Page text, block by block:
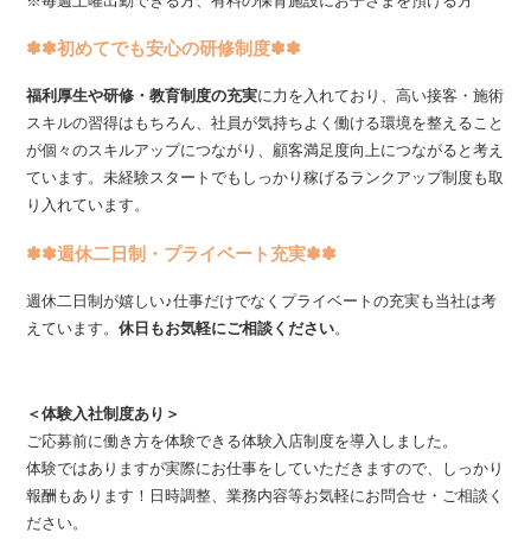
✽✽初めてでも安心の研修制度✽✽
福利厚生や研修・教育制度の充実に力を入れており、高い接客・施術
スキルの習得はもちろん、社員が気持ちよく働ける環境を整えること
が個々のスキルアップにつながり、顧客満足度向上につながると考え
ています。未経験スタートでもしっかり稼げるランクアップ制度も取
り入れています。
✽✽週休二日制・プライベート充実✽✽
週休二日制が嬉しい♪仕事だけでなくプライベートの充実も当社は考
えています。休日もお気軽にご相談ください。
＜体験入社制度あり＞
ご応募前に働き方を体験できる体験入店制度を導入しました。
体験ではありますが実際にお仕事をしていただきますので、しっかり
報酬もあります！日時調整、業務内容等お気軽にお問合せ・ご相談く
ださい。